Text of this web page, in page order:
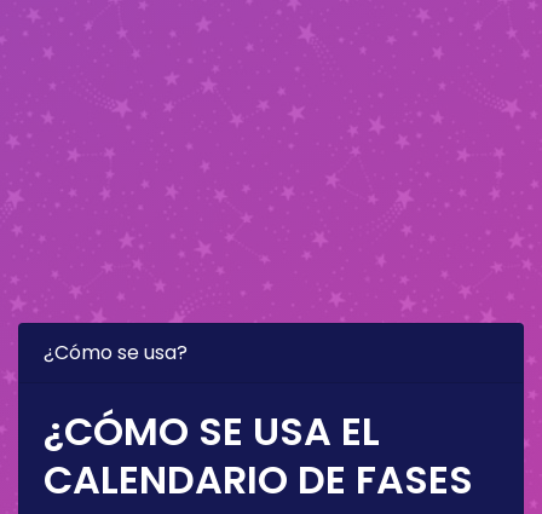
¿Cómo se usa?
¿CÓMO SE USA EL
CALENDARIO DE FASES